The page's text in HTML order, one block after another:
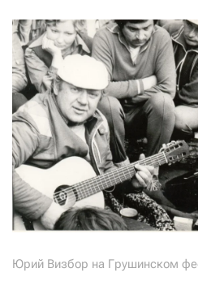
Юрий Визбор на Грушинском